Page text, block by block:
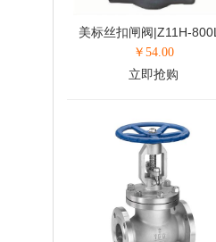
美标丝扣闸阀|Z11H-
￥ 54.00
立即抢购